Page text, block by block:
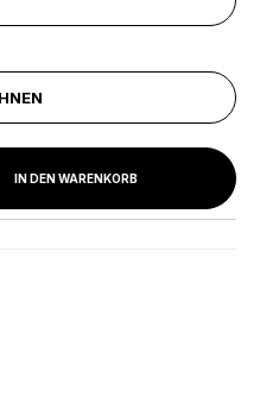
den
IN DEN WARENKORB